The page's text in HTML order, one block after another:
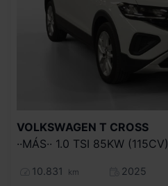
VOLKSWAGEN T CROSS
··MÁS·· 1.0 TSI 85KW (115CV)
10.831 km
2025